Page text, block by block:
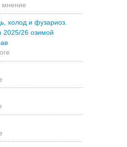
мнение
холод и фузариоз.
2025/26 озимой